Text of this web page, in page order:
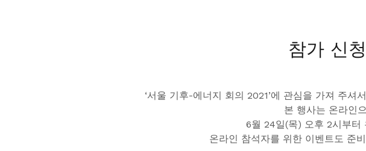
참가 신
‘서울 기후-에너지 회의 2021’에 관심을 가져 주
본 행사는 온라인
6월 24일(목) 오후 2시부터
온라인 참석자를 위한 이벤트도 준